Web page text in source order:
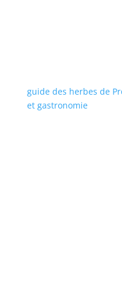
guide des herbes de
et gastronomie